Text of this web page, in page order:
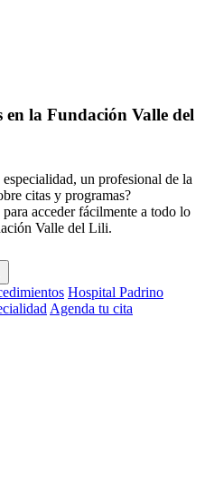
en la Fundación Valle del
un profesional de la
citas y programas?
acceder fácilmente a todo lo
Valle del Lili.
Hospital Padrino
Agenda tu cita